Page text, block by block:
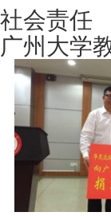
社会责任
广州大学